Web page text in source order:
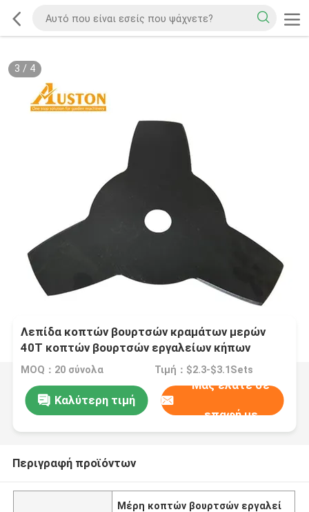
3 / 4
Λεπίδα κοπτών βουρτσών κραμάτων μερών
40T κοπτών βουρτσών εργαλείων κήπων
MOQ：20 σύνολα Τιμή：$2.3-$3.1Sets
Καλύτερη τιμή
Μας ελάτε σε
επαφή με
Περιγραφή προϊόντων
Μέρη κοπτών βουρτσών εργαλεί